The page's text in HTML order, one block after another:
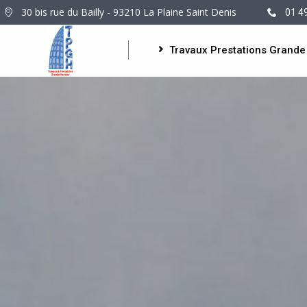
30 bis rue du Bailly - 93210 La Plaine Saint Denis 01
Travaux Prestations